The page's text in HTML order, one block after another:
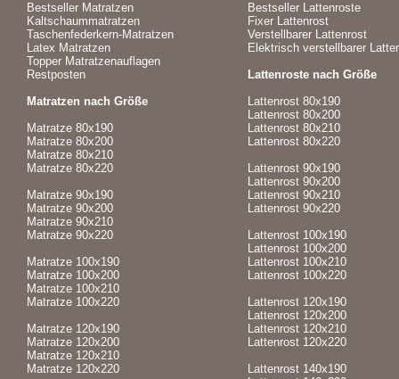
Bestseller Matratzen
Kaltschaummatratzen
Taschenfederkern-Matratzen
Latex Matratzen
Topper Matratzenauflagen
Restposten
Matratzen nach Größe
Matratze 80x190
Matratze 80x200
Matratze 80x210
Matratze 80x220
Matratze 90x190
Matratze 90x200
Matratze 90x210
Matratze 90x220
Matratze 100x190
Matratze 100x200
Matratze 100x210
Matratze 100x220
Matratze 120x190
Matratze 120x200
Matratze 120x210
Matratze 120x220
Bestseller Lattenroste
Fixer Lattenrost
Verstellbarer Lattenrost
Elektrisch verstellbarer
Lattenroste nach Größe
Lattenrost 80x190
Lattenrost 80x200
Lattenrost 80x210
Lattenrost 80x220
Lattenrost 90x190
Lattenrost 90x200
Lattenrost 90x210
Lattenrost 90x220
Lattenrost 100x190
Lattenrost 100x200
Lattenrost 100x210
Lattenrost 100x220
Lattenrost 120x190
Lattenrost 120x200
Lattenrost 120x210
Lattenrost 120x220
Lattenrost 140x190